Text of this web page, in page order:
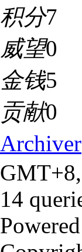
积分7
威望0
金钱5
贡献0
Archiver
14